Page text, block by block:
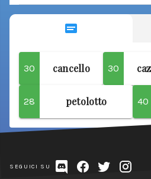
30 cancello 30
28 petolotto 40
SEGUICI SU